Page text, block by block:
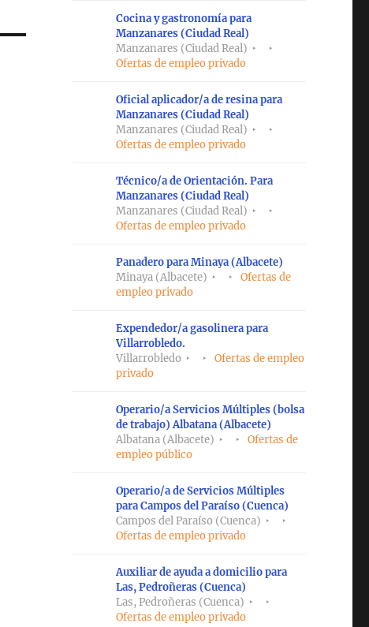
Cocina y gastronomía para
Manzanares (Ciudad Real)
Manzanares (Ciudad Real)
Ofertas de empleo privado
Oficial aplicador/a de resina para
Manzanares (Ciudad Real)
Manzanares (Ciudad Real)
Ofertas de empleo privado
Técnico/a de Orientación. Para
Manzanares (Ciudad Real)
Manzanares (Ciudad Real)
Ofertas de empleo privado
Panadero para Minaya (Albacete)
Minaya (Albacete)
Ofertas de
empleo privado
Expendedor/a gasolinera para
Villarrobledo.
Villarrobledo
Ofertas de empleo
privado
Operario/a Servicios Múltiples (bolsa
de trabajo) Albatana (Albacete)
Albatana (Albacete)
Ofertas de
empleo público
Operario/a de Servicios Múltiples
para Campos del Paraíso (Cuenca)
Campos del Paraíso (Cuenca)
Ofertas de empleo privado
Auxiliar de ayuda a domicilio para
Las, Pedroñeras (Cuenca)
Las, Pedroñeras (Cuenca)
Ofertas de empleo privado